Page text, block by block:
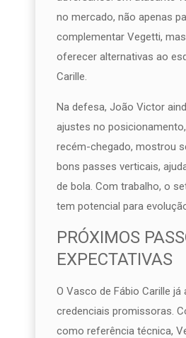
no mercado, não apenas
complementar Vegetti,
oferecer alternativas ao
Carille.
Na defesa, João Victor
ajustes no
recém-chegado, mostrou
bons passes verticais,
de bola. Com trabalho, o
tem potencial para
PRÓXIMOS
EXPECTATIVAS
O Vasco de Fábio Carille já
credenciais promissoras.
como referência técnica,